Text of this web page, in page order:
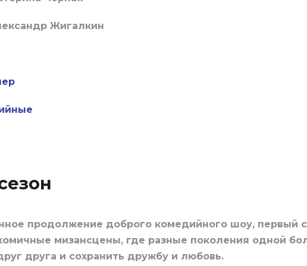
Жигалкин
продолжение доброго комедийного шоу, первый
мизансцены, где разные поколения одной
друга и сохранить дружбу и любовь.